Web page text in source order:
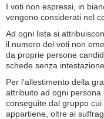
I voti non espressi, in
vengono considerati nel
Ad ogni lista si
il numero dei voti non
da proprie persone
schede senza intestazione.
Per l'allestimento della
attribuito ad ogni
conseguite dal gruppo
appartiene, oltre ai